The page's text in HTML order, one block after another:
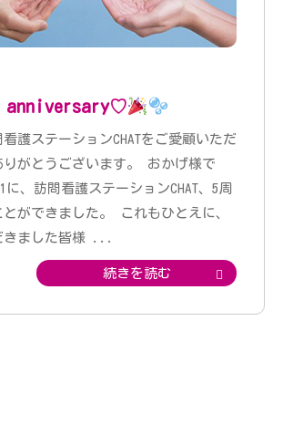
護ステーションCHATをご愛顧いただ
りがとうございます。 おかげ様で
に、訪問看護ステーションCHAT、5周
ができました。 これもひとえに、
きました皆様 ...
続きを読む